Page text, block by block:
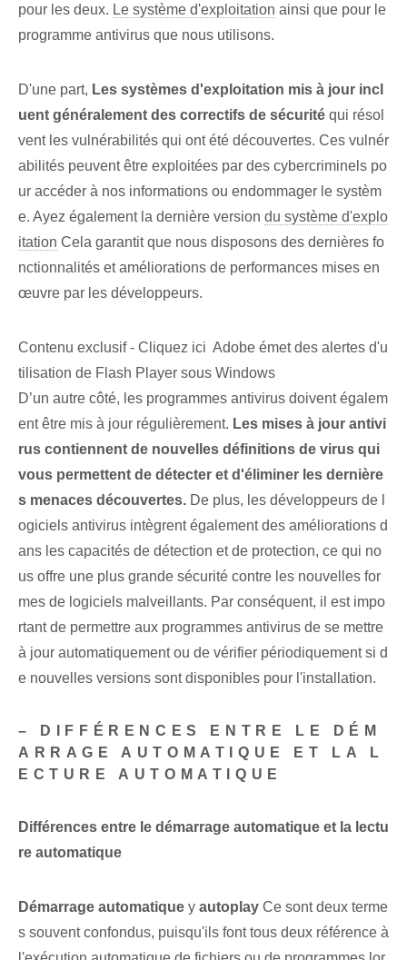
pour les deux. Le système d'exploitation ‌ainsi que pour le
programme antivirus que nous utilisons.
D'une part,⁤ Les systèmes d'exploitation mis à jour incl
uent généralement des correctifs de sécurité qui résol
vent les vulnérabilités⁤ qui ont été découvertes. Ces vulnér
abilités peuvent être exploitées par des cybercriminels po
ur accéder à nos informations ou endommager le systèm
e. Ayez également la dernière version du système d'explo
itation Cela garantit que nous disposons des dernières fo
nctionnalités et améliorations de performances mises en
œuvre par les développeurs.
Contenu exclusif - Cliquez ici Adobe émet des alertes d'u
tilisation de Flash Player sous Windows
D’un autre côté, les programmes antivirus doivent égalem
ent être mis à jour régulièrement. Les mises à jour antivi
rus contiennent de nouvelles définitions de virus qui
vous permettent de détecter et d'éliminer les dernière
s menaces découvertes. De plus, les développeurs de l
ogiciels antivirus intègrent également des améliorations d
ans les capacités de détection et de protection, ce qui no
us offre une plus grande sécurité contre les nouvelles for
mes de logiciels malveillants. Par conséquent, il est impo
rtant de permettre aux programmes antivirus de se mettre
à jour automatiquement ou de vérifier périodiquement si d
e nouvelles versions sont disponibles pour l'installation.
– ‌DIFFÉRENCES ENTRE LE DÉM
ARRAGE AUTOMATIQUE ET LA L
ECTURE AUTOMATIQUE
Différences entre le démarrage automatique et la lectu
re automatique
Démarrage automatique y autoplay Ce sont deux terme
s souvent confondus, puisqu'ils font tous deux référence à